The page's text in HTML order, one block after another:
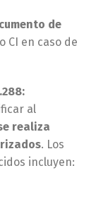
de
CI en caso de
al
realiza
. Los
incluyen: